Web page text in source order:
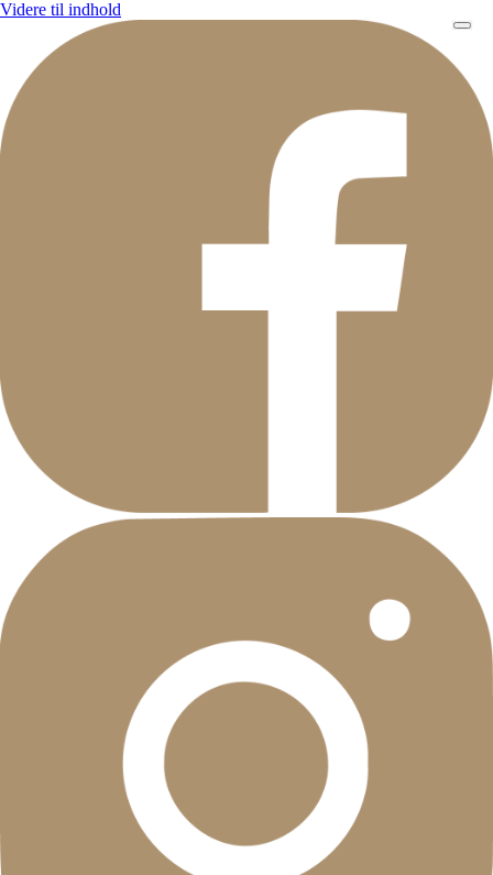
Videre til indhold